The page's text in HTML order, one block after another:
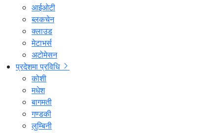
आईओटी
ब्लकचेन
क्लाउड
मेटाभर्स
अटोमेसन
प्रदेशमा प्रविधि
कोशी
मधेश
बागमती
गण्डकी
लुम्बिनी